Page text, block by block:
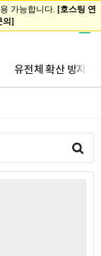
유전체 확산 방지막